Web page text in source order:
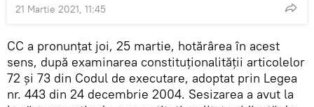
21 Martie 2021, 11:45
CC a pronunțat joi, 25 martie, hotărârea în acest
sens, după examinarea constituționalității articolelor
72 și 73 din Codul de executare, adoptat prin Legea
nr. 443 din 24 decembrie 2004. Sesizarea a avut la